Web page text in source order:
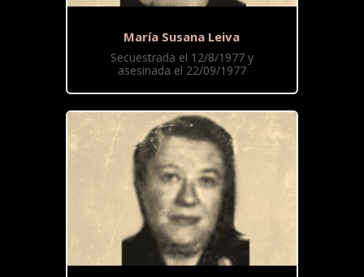
María Susana Leiva
Secuestrada el 12/8/1977 y
asesinada el 22/09/1977